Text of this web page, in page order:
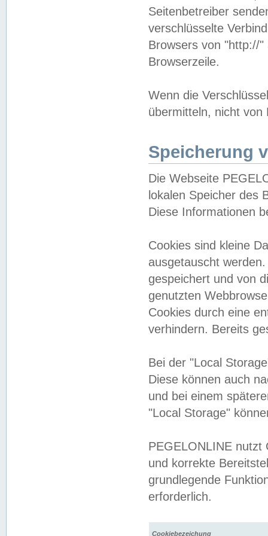
Seitenbetreiber
verschlüsselte
Browsers von "http://
Browserzeile.
Wenn die
übermitteln, nicht von
Speicherung
Die Webseite
lokalen Speicher des
Diese Informationen
Cookies sind kleine
ausgetauscht
gespeichert und von
genutzten
Cookies durch eine
verhindern. Bereits
Bei der "Local
Diese können auch
und bei einem
"Local Storage"
PEGELONLINE nutzt
und korrekte
grundlegende
erforderlich.
Cookiebezeichung